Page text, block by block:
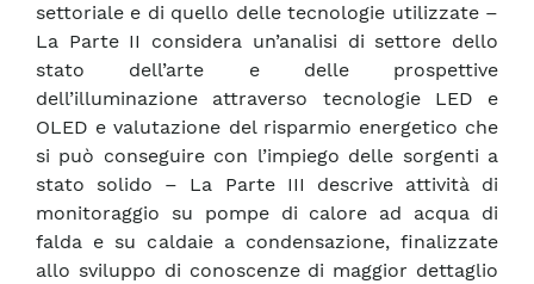
settoriale e di quello delle tecnologie utilizzate –
La Parte II considera un’analisi di settore dello
stato dell’arte e delle prospettive
dell’illuminazione attraverso tecnologie LED e
OLED e valutazione del risparmio energetico che
si può conseguire con l’impiego delle sorgenti a
stato solido – La Parte III descrive attività di
monitoraggio su pompe di calore ad acqua di
falda e su caldaie a condensazione, finalizzate
allo sviluppo di conoscenze di maggior dettaglio